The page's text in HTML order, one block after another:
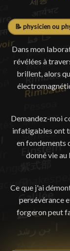
📝 physicien ou
Dans mon
révélées à
brillent, alors
Demandez-moi
infatigables ont
en fondements
donné vie au
Ce que j'ai
persévérance
forgeron peut